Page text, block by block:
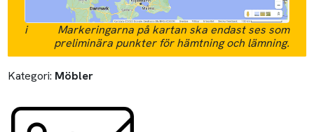
i
Markeringarna på kartan ska endast ses som
preliminära punkter för hämtning och lämning.
Kategori: Möbler